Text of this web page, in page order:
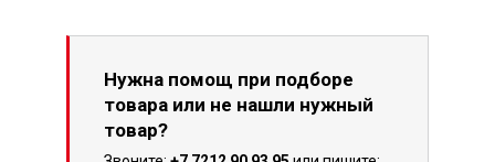
Нужна помощ при подборе
товара или не нашли нужный
товар?